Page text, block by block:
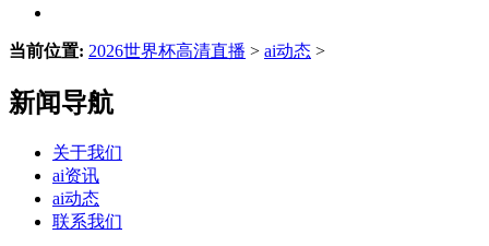
当前位置: 2026世界杯高清直播 > ai动态 >
新闻导航
关于我们
ai资讯
ai动态
联系我们